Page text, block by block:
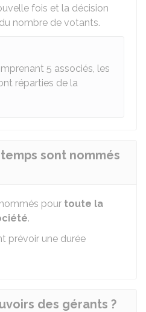
fois et la décision
nombre de votants.
5 associés, les
réparties de la
sont nommés
pour toute la
.
prévoir une durée
des gérants ?